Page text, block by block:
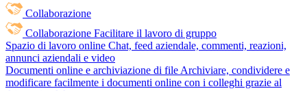
Collaborazione
Collaborazione Facilitare il lavoro di gruppo
Spazio di lavoro online Chat, feed aziendale, commenti, reazioni,
annunci aziendali e video
Documenti online e archiviazione di file Archiviare, condividere e
modificare facilmente i documenti online con i colleghi grazie al